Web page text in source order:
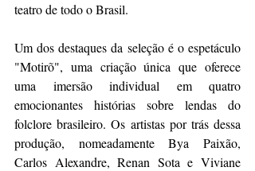
teatro de todo o Brasil.
Um dos destaques da seleção é o espetáculo
"Motirõ", uma criação única que oferece
uma imersão individual em quatro
emocionantes histórias sobre lendas do
folclore brasileiro. Os artistas por trás dessa
produção, nomeadamente Bya Paixão,
Carlos Alexandre, Renan Sota e Viviane